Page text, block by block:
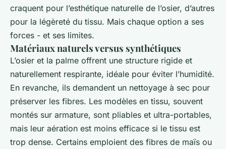
craquent pour l’esthétique naturelle de l’osier, d’autres
pour la légèreté du tissu. Mais chaque option a ses
forces - et ses limites.
Matériaux naturels versus synthétiques
L’osier et la palme offrent une structure rigide et
naturellement respirante, idéale pour éviter l’humidité.
En revanche, ils demandent un nettoyage à sec pour
préserver les fibres. Les modèles en tissu, souvent
montés sur armature, sont pliables et ultra-portables,
mais leur aération est moins efficace si le tissu est
trop dense. Certains emploient des fibres de maïs ou